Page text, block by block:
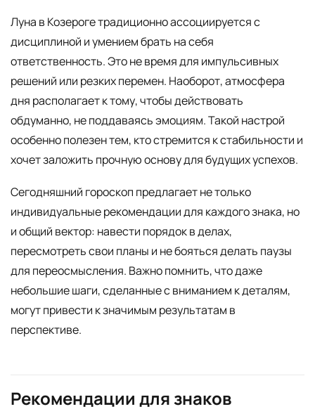
Луна в Козероге традиционно ассоциируется с
дисциплиной и умением брать на себя
ответственность. Это не время для импульсивных
решений или резких перемен. Наоборот, атмосфера
дня располагает к тому, чтобы действовать
обдуманно, не поддаваясь эмоциям. Такой настрой
особенно полезен тем, кто стремится к стабильности и
хочет заложить прочную основу для будущих успехов.
Сегодняшний гороскоп предлагает не только
индивидуальные рекомендации для каждого знака, но
и общий вектор: навести порядок в делах,
пересмотреть свои планы и не бояться делать паузы
для переосмысления. Важно помнить, что даже
небольшие шаги, сделанные с вниманием к деталям,
могут привести к значимым результатам в
перспективе.
Рекомендации для знаков